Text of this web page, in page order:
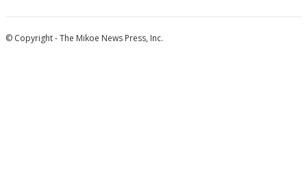
© Copyright - The Mikoe News Press, Inc.